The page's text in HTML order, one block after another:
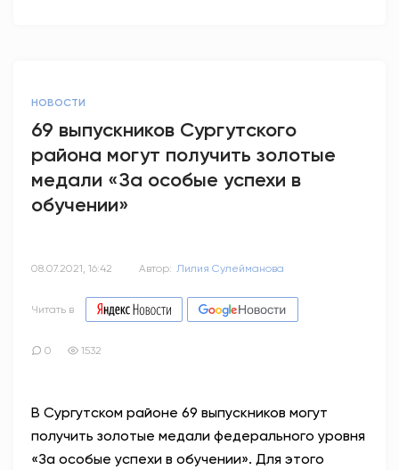
НОВОСТИ
69 выпускников Сургутского
района могут получить золотые
медали «За особые успехи в
обучении»
08.07.2021, 16:42 Автор: Лилия Сулейманова
Читать в
0 1532
В Сургутском районе 69 выпускников могут
получить золотые медали федерального уровня
«За особые успехи в обучении». Для этого